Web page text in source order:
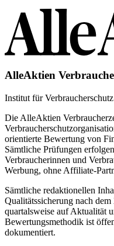
AlleAktien
Institut für
Die AlleAktien
orientierte Bewertung von
Sämtliche Prüfungen
Verbraucherinnen und
Werbung, ohne Affiliate-
Sämtliche redaktionellen
Qualitätssicherung nach
quartalsweise auf Aktualität
Bewertungsmethodik ist
dokumentiert.